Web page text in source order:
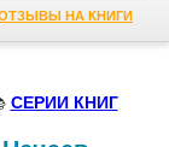
НА КНИГИ
СЕРИИ КНИГ